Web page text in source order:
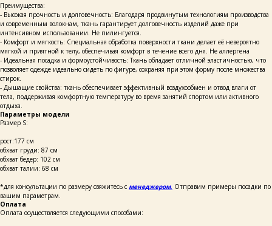
Преимущества:
- Высокая прочность и долговечность: Благодаря продвинутым технологиям производства
и современным волокнам, ткань гарантирует долговечность изделий даже при
интенсивном использовании. Не пилингуется.
- Комфорт и мягкость: Специальная обработка поверхности ткани делает её невероятно
мягкой и приятной к телу, обеспечивая комфорт в течение всего дня. Не аллергена
- Идеальная посадка и формоустойчивость: Ткань обладает отличной эластичностью, что
позволяет одежде идеально сидеть по фигуре, сохраняя при этом форму после множества
стирок.
- Дышащие свойства: ткань обеспечивает эффективный воздухообмен и отвод влаги от
тела, поддерживая комфортную температуру во время занятий спортом или активного
отдыха.
Параметры модели
Размер S:
рост:177 см
обхват груди: 87 см
обхват бедер: 102 см
обхват талии: 68 см
*для консультации по размеру свяжитесь с менеджером. Отправим примеры посадки по
вашим параметрам.
Оплата
Оплата осуществляется следующими способами: